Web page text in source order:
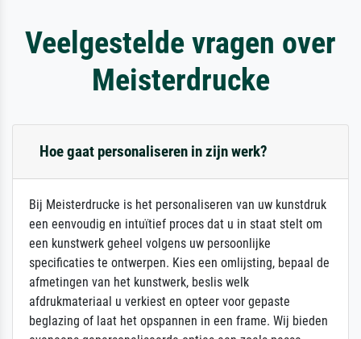
Veelgestelde vragen over
Meisterdrucke
Hoe gaat personaliseren in zijn werk?
Bij Meisterdrucke is het personaliseren van uw kunstdruk
een eenvoudig en intuïtief proces dat u in staat stelt om
een kunstwerk geheel volgens uw persoonlijke
specificaties te ontwerpen. Kies een omlijsting, bepaal de
afmetingen van het kunstwerk, beslis welk
afdrukmateriaal u verkiest en opteer voor gepaste
beglazing of laat het opspannen in een frame. Wij bieden